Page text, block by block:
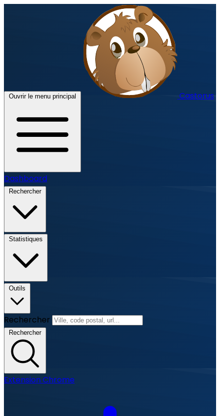
Ouvrir le menu principal Castorus
Dashboard
Rechercher
Statistiques
Outils
Rechercher
Rechercher
Extension Chrome